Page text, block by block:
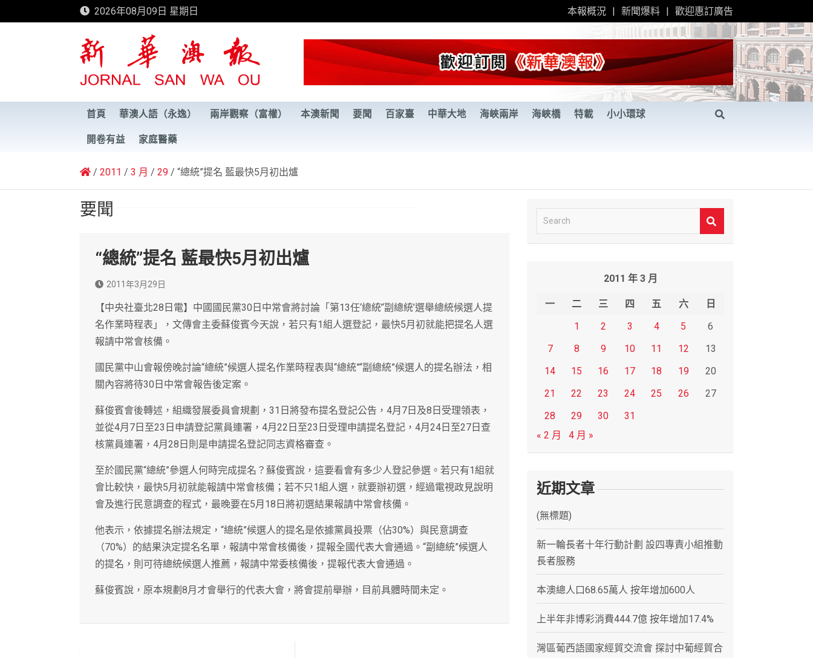
to
2026年08月09日 星期日 本報概況 新聞爆料 歡迎惠訂廣告
新華澳報
首頁 華澳人語（永逸） 兩岸觀察（富權） 本澳新聞 要聞 百家臺 中華大地 海峽兩岸 海峽橋 特載 小小環球
開卷有益 家庭醫藥
2011 3 月 29 “總統”提名 藍最快5月初出爐
要聞
“總統”提名 藍最快5月初出爐
2011年3月29日
【中央社臺北28日電】中國國民黨30日中常會將討論「第13任‘總統’‘副總統’選舉總統候選人提
名作業時程表」，文傳會主委蘇俊賓今天說，若只有1組人選登記，最快5月初就能把提名人選
報請中常會核備。
國民黨中山會報傍晚討論“總統”候選人提名作業時程表與“總統”“副總統”候選人的提名辦法，相
關內容將待30日中常會報告後定案。
蘇俊賓會後轉述，組織發展委員會規劃，31日將發布提名登記公告，4月7日及8日受理領表，
並從4月7日至23日申請登記黨員連署，4月22日至23日受理申請提名登記，4月24日至27日查
核黨員連署，4月28日則是申請提名登記同志資格審查。
至於國民黨“總統”參選人何時完成提名？蘇俊賓說，這要看會有多少人登記參選。若只有1組就
會比較快，最快5月初就能報請中常會核備；若不只1組人選，就要辦初選，經過電視政見說明
會及進行民意調查的程式，最晚要在5月18日將初選結果報請中常會核備。
他表示，依據提名辦法規定，“總統”候選人的提名是依據黨員投票（佔30%）與民意調查
（70%）的結果決定提名名單，報請中常會核備後，提報全國代表大會通過。“副總統”候選人
的提名，則可待總統候選人推薦，報請中常委核備後，提報代表大會通過。
蘇俊賓說，原本規劃8月才會舉行的代表大會，將會提前舉辦，目前具體時間未定。
e
2011 年 3 月
一 二 三 四 五 六
日
1
2 3 4 5
6
7
8 9 10 11 12
13
14
15 16 17 18 19
20
21
22 23 24 25 26
27
28
29 30
31
« 2 月
4 月 »
近期文章
(無標題)
新一輪長者十年行動計劃 設四專責小組推動
長者服務
本澳總人口68.65萬人 按年增加600人
上半年非博彩消費444.7億 按年增加17.4%
灣區葡西語國家經貿交流會 探討中葡經貿合